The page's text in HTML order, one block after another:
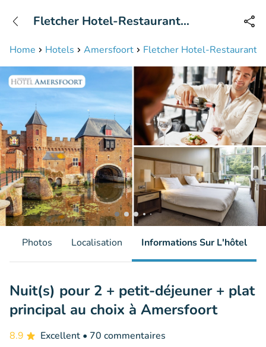
Disponible jusqu'à 23:00 heures
Home Hotels Amersfoort Fletcher Hotel-Restaurant
Fletcher Hotel-Restaurant
Photos Localisation Informations Sur L'hôtel
Nuit(s) pour 2 + petit-déjeuner + plat
principal au choix à Amersfoort
8.9 Excellent • 70 commentaires